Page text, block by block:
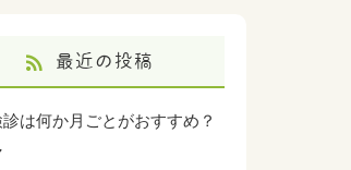
最近の投稿
は何か月ごとがおすすめ？